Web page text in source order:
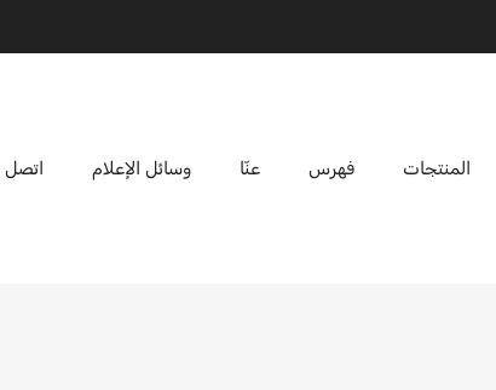
المنتجات فهرس عنّا وسائل الإعلام اتصل